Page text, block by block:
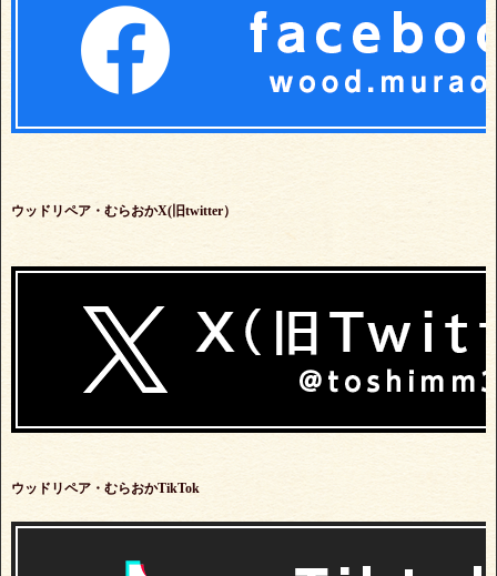
ウッドリペア・むらおかX(旧twitter）
ウッドリペア・むらおかTikTok